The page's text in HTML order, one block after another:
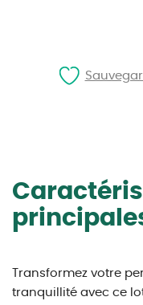
Transformez votre
tranquillité avec ce